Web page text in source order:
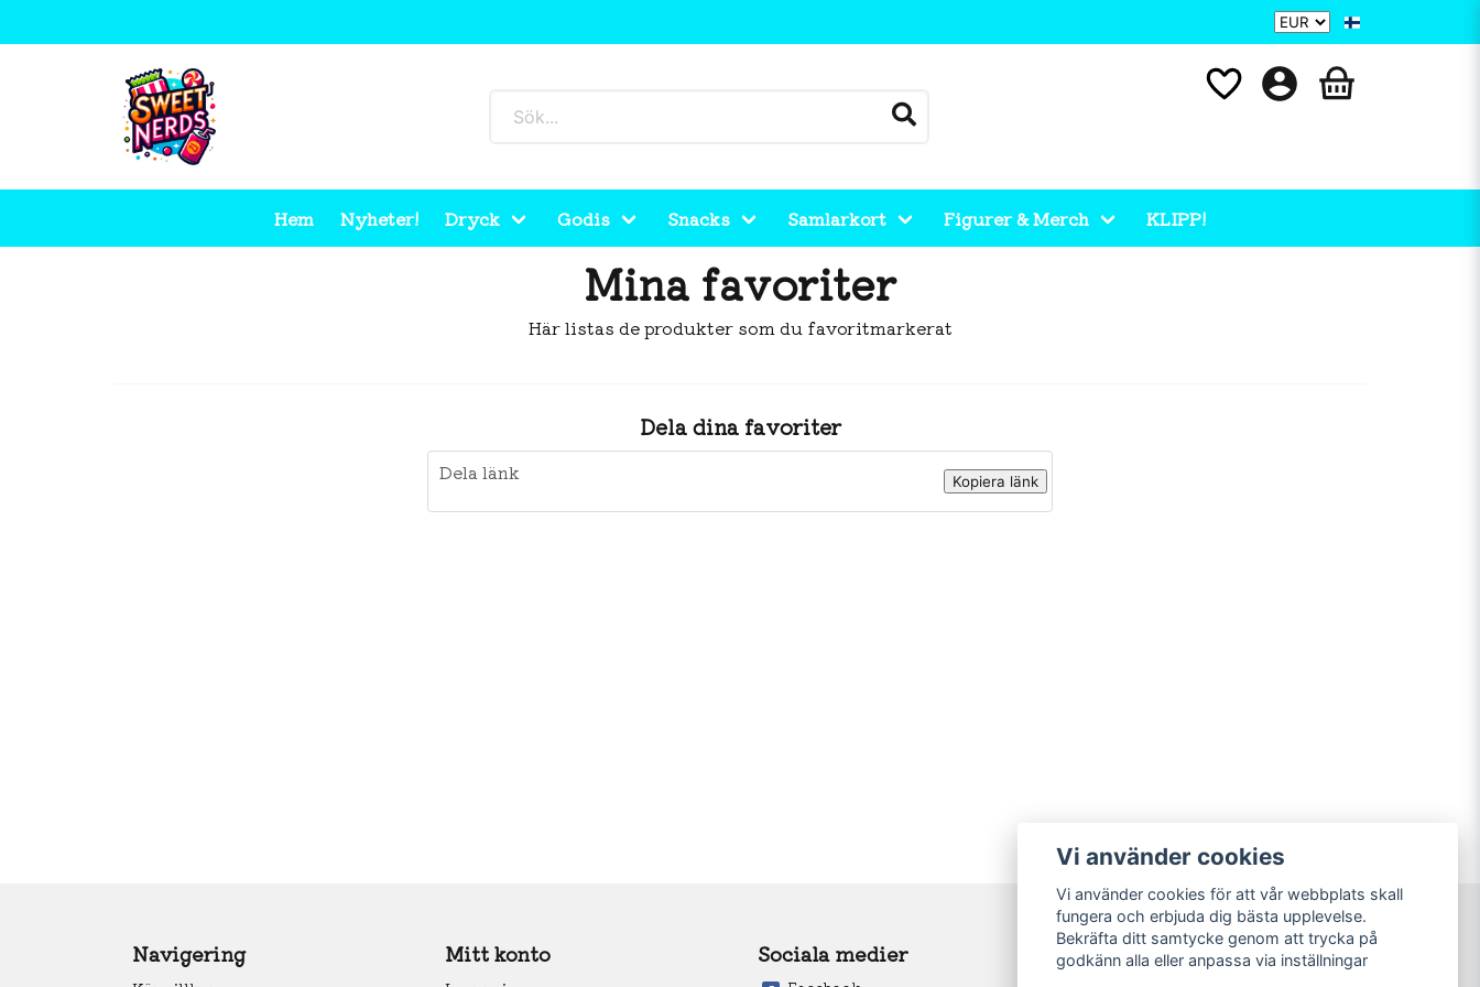
Hem Nyheter! Dryck Godis Snacks Samlarkort Figurer & Merch KLIPP!
Mina favoriter
Här listas de produkter som du favoritmarkerat
Dela dina favoriter
Dela länk Kopiera länk
Navigering Mitt konto Sociala medier Sweet Nerds
Vi använder cookies
Vi använder cookies för att vår webbplats skall
fungera och erbjuda dig bästa upplevelse.
Bekräfta ditt samtycke genom att trycka på
godkänn alla eller anpassa via inställningar